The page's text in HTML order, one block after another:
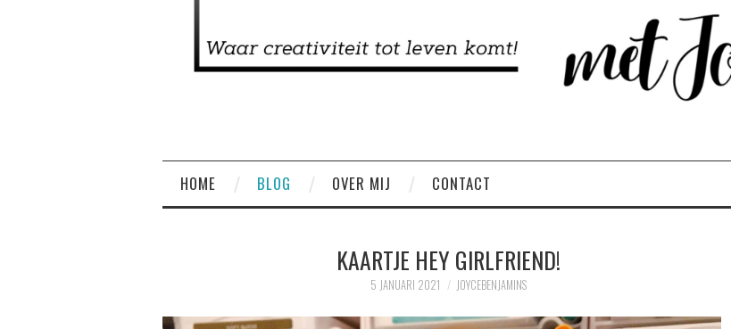
HOME BLOG OVER MIJ CONTACT
KAARTJE HEY GIRLFRIEND!
5 JANUARI 2021 JOYCEBENJAMINS